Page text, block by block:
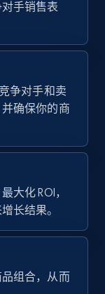
立即开始
手销售表
争对手和卖
确保你的商
大化 ROI，
长结果。
组合，从而